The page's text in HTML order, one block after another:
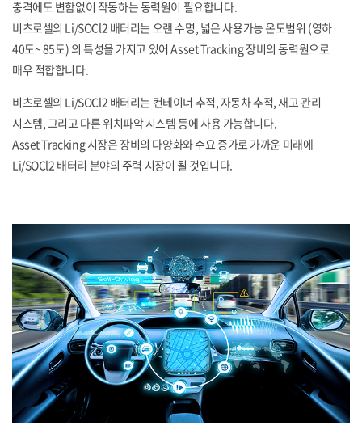
충격에도 변함없이 작동하는 동력원이 필요합니다.
비츠로셀의 Li/SOCl2 배터리는 오랜 수명, 넓은 사용가능 온도범위 (영하
40도~ 85도) 의 특성을 가지고 있어 Asset Tracking 장비의 동력원으로
매우 적합합니다.
비츠로셀의 Li/SOCl2 배터리는 컨테이너 추적, 자동차 추적, 재고 관리
시스템, 그리고 다른 위치파악 시스템 등에 사용 가능합니다.
Asset Tracking 시장은 장비의 다양화와 수요 증가로 가까운 미래에
Li/SOCl2 배터리 분야의 주력 시장이 될 것입니다.